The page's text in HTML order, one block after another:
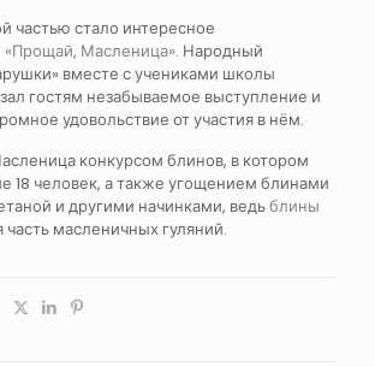
частью стало интересное
«Прощай, Масленица». Народный
вместе с учениками школы
гостям незабываемое выступление и
удовольствие от участия в нём.
конкурсом блинов, в котором
18 человек, а также угощением блинами
и другими начинками, ведьблины
часть масленичных гуляний.